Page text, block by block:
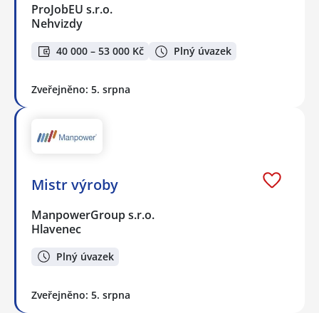
ProJobEU s.r.o.
Nehvizdy
40 000 – 53 000 Kč Plný úvazek
Zveřejněno: 5. srpna
Mistr výroby
ManpowerGroup s.r.o.
Hlavenec
Plný úvazek
Zveřejněno: 5. srpna